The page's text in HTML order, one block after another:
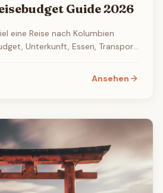
Guide 2026
eine Reise nach Kolumbien
Unterkunft, Essen, Transport
Ansehen